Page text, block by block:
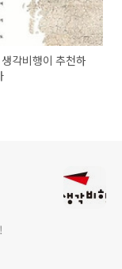
각비행이 추천하